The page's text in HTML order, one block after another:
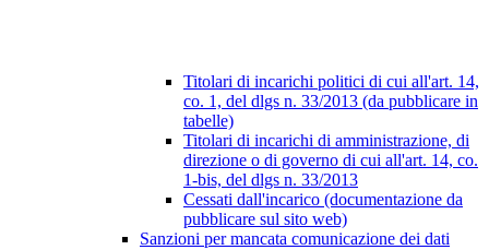
Titolari di incarichi politici di cui all'art. 14,
co. 1, del dlgs n. 33/2013 (da pubblicare in
tabelle)
Titolari di incarichi di amministrazione, di
direzione o di governo di cui all'art. 14, co.
1-bis, del dlgs n. 33/2013
Cessati dall'incarico (documentazione da
pubblicare sul sito web)
Sanzioni per mancata comunicazione dei dati